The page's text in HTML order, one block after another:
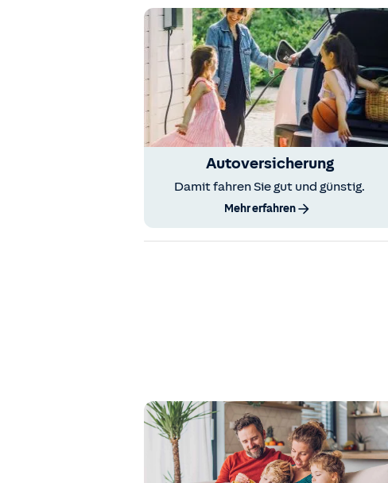
Autoversicherung
Damit fahren Sie gut und günstig.
Mehr erfahren